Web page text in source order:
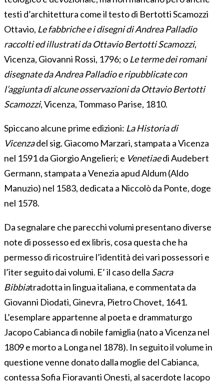
testi d’architettura come il testo di Bertotti Scamozzi
Ottavio, Le fabbriche e i disegni di Andrea Palladio
raccolti ed illustrati da Ottavio Bertotti Scamozzi,
Vicenza, Giovanni Rossi, 1796; o Le terme dei romani
disegnate da Andrea Palladio e ripubblicate con
l’aggiunta di alcune osservazioni da Ottavio Bertotti
Scamozzi, Vicenza, Tommaso Parise, 1810.
Spiccano alcune prime edizioni: La Historia di
Vicenzadel sig. Giacomo Marzari, stampata a Vicenza
nel 1591 da Giorgio Angelieri; e Venetiaedi Audebert
Germann, stampata a Venezia apud Aldum (Aldo
Manuzio) nel 1583, dedicata a Niccolò da Ponte, doge
nel 1578.
Da segnalare che parecchi volumi presentano diverse
note di possesso ed ex libris, cosa questa che ha
permesso di ricostruire l’identità dei vari possessori e
l’iter seguito dai volumi. E’ il caso della Sacra
Bibbiatradotta in lingua italiana, e commentata da
Giovanni Diodati, Ginevra, Pietro Chovet, 1641.
L’esemplare appartenne al poeta e drammaturgo
Jacopo Cabianca di nobile famiglia (nato a Vicenza nel
1809 e morto a Longa nel 1878). In seguito il volume in
questione venne donato dalla moglie del Cabianca,
contessa Sofia Fioravanti Onesti, al sacerdote Iacopo